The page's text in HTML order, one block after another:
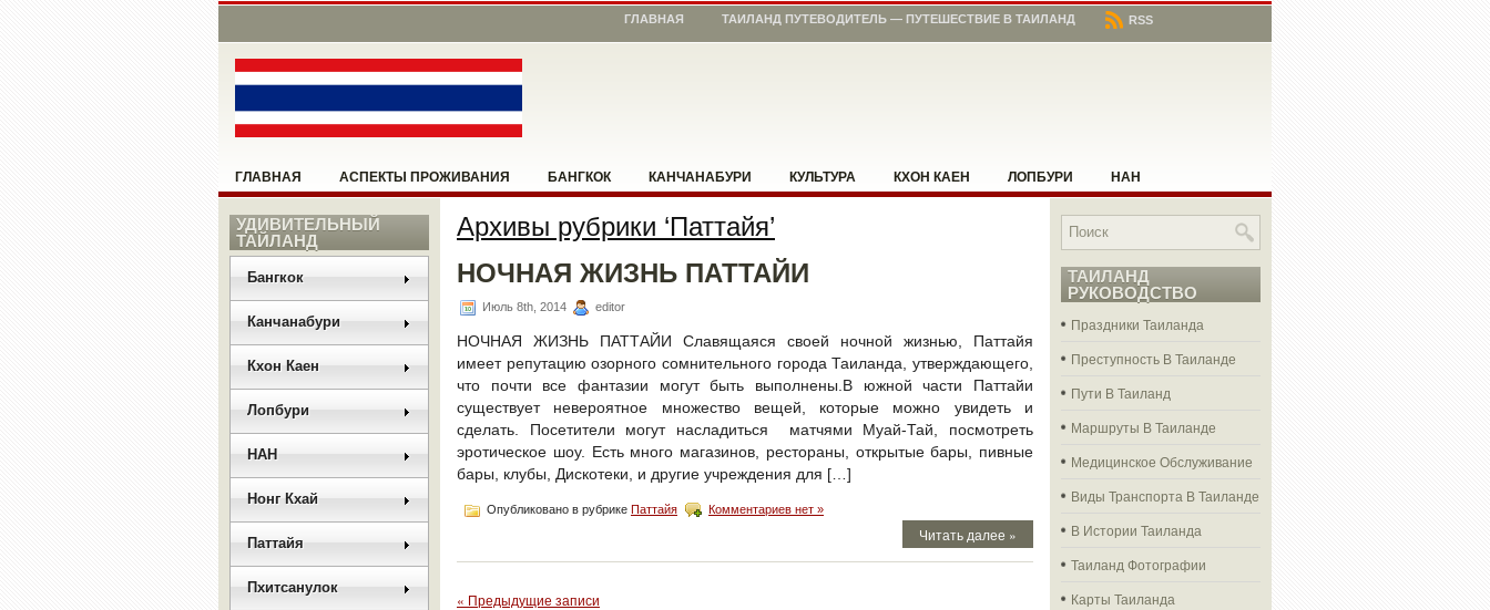
ГЛАВНАЯ ТАИЛАНД ПУТЕВОДИТЕЛЬ — ПУТЕШЕСТВИЕ В ТАИЛАНД RSS
ГЛАВНАЯ АСПЕКТЫ ПРОЖИВАНИЯ БАНГКОК КАНЧАНАБУРИ КУЛЬТУРА КХОН КАЕН ЛОПБУРИ НАН
НОНГ КХАЙ ПАТТАЙЯ ПОМОЖЕМ СООРИЕНТИРОВАТЬСЯ ПХИТСАНУЛОК РАБОЧИЕ МЕСТА В ТАИЛАНДЕ
РАЗНОЕ РУКОВОДСТВО САНГКХЛАБУРИ УМПАНГ ЧЕМ ЗАНЯТЬСЯ
УДИВИТЕЛЬНЫЙ
ТАЙЛАНД
Бангкок
Канчанабури
Кхон Каен
Лопбури
НАН
Нонг Кхай
Паттайя
Пхитсанулок
Архивы рубрики ‘Паттайя’
НОЧНАЯ ЖИЗНЬ ПАТТАЙИ
Июль 8th, 2014 editor
НОЧНАЯ ЖИЗНЬ ПАТТАЙИ Славящаяся своей ночной жизнью, Паттайя
имеет репутацию озорного сомнительного города Таиланда, утверждающего,
что почти все фантазии могут быть выполнены.В южной части Паттайи
существует невероятное множество вещей, которые можно увидеть и
сделать. Посетители могут насладиться матчями Муай-Тай, посмотреть
эротическое шоу. Есть много магазинов, рестораны, открытые бары, пивные
бары, клубы, Дискотеки, и другие учреждения для […]
Опубликовано в рубрике Паттайя Комментариев нет »
Читать далее »
« Предыдущие записи
ТАИЛАНД
РУКОВОДСТВО
Праздники Таиланда
Преступность В Таиланде
Пути В Таиланд
Маршруты В Таиланде
Медицинское Обслуживание
Виды Транспорта В Таиланде
В Истории Таиланда
Таиланд Фотографии
Карты Таиланда